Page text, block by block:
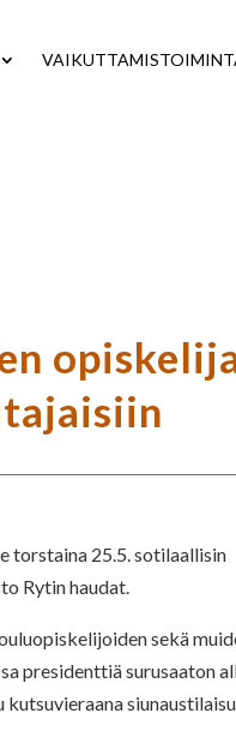
torstaina 25.5. sotilaallisin
Rytin haudat.
sekä
presidenttiä surusaaton